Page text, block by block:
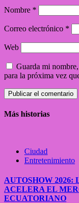
Nombre *
Correo electrónico *
Web
Guarda mi
para la próxima vez
Más historias
Ciudad
Entretenimiento
AUTOSHOW 2026:
ACELERA EL
ECUATORIANO